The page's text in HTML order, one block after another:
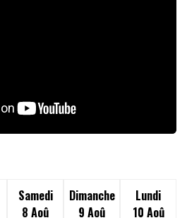
Samedi
8 Aoû
Dimanche
9 Aoû
Lundi
10 Aoû